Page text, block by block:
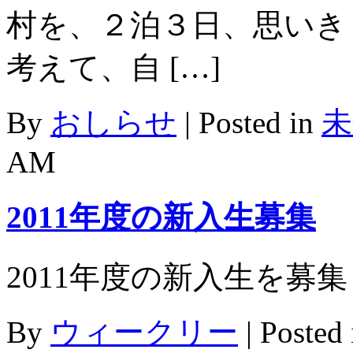
村を、２泊３日、思い
考えて、自 […]
By おしらせ | Posted in
AM
2011年度の新入生募集
2011年度の新入生を募
By ウィークリー |